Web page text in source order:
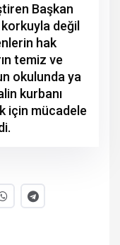
Başkan
korkuyla değil
hak
temiz ve
okulunda ya
kurbanı
için mücadele